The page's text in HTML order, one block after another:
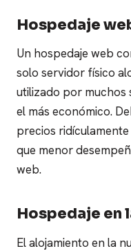
Hospedaje
Un hospedaje web
solo servidor físico
utilizado por muchos
el más económico.
precios
que menor
web.
Hospedaje en
El alojamiento en la